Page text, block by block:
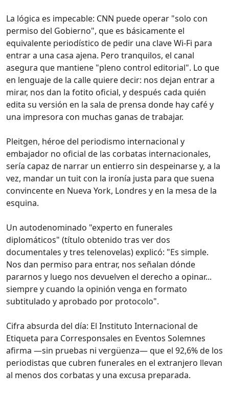
La lógica es impecable: CNN puede operar "solo con
permiso del Gobierno", que es básicamente el
equivalente periodístico de pedir una clave Wi‑Fi para
entrar a una casa ajena. Pero tranquilos, el canal
asegura que mantiene "pleno control editorial". Lo que
en lenguaje de la calle quiere decir: nos dejan entrar a
mirar, nos dan la fotito oficial, y después cada quién
edita su versión en la sala de prensa donde hay café y
una impresora con muchas ganas de trabajar.
Pleitgen, héroe del periodismo internacional y
embajador no oficial de las corbatas internacionales,
sería capaz de narrar un entierro sin despeinarse y, a la
vez, mandar un tuit con la ironía justa para que suena
convincente en Nueva York, Londres y en la mesa de la
esquina.
Un autodenominado "experto en funerales
diplomáticos" (título obtenido tras ver dos
documentales y tres telenovelas) explicó: "Es simple.
Nos dan permiso para entrar, nos señalan dónde
pararnos y luego nos devuelven el derecho a opinar...
siempre y cuando la opinión venga en formato
subtitulado y aprobado por protocolo".
Cifra absurda del día: El Instituto Internacional de
Etiqueta para Corresponsales en Eventos Solemnes
afirma —sin pruebas ni vergüenza— que el 92,6% de los
periodistas que cubren funerales en el extranjero llevan
al menos dos corbatas y una excusa preparada.